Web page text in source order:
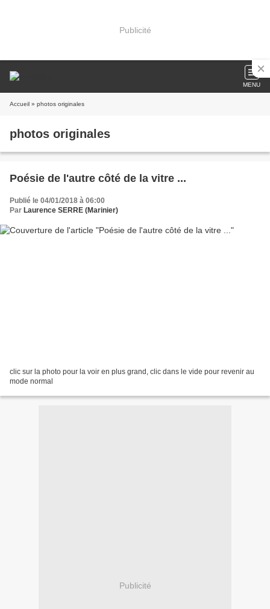
Publicité
MENU
Accueil » photos originales
photos originales
Poésie de l'autre côté de la vitre ...
Publié le 04/01/2018 à 06:00
Par Laurence SERRE (Marinier)
clic sur la photo pour la voir en plus grand, clic dans le vide pour revenir au
mode normal
Publicité